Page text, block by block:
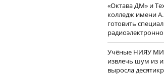
«Октава ДМ» и
колледж имени А.
готовить
Учëные НИЯУ
извлечь шум из
выросла